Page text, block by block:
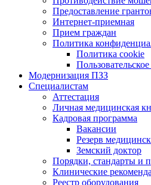
Предоставление
Интернет-приемная
Прием граждан
Политика
Политика cookie
Модернизация ПЗЗ
Специалистам
Аттестация
Личная медицинская
Кадровая программа
Вакансии
Резерв
Земский доктор
Порядки, стандарты и
Клинические
Реестр оборудования